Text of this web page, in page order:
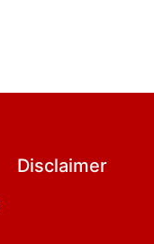
Disclaimer